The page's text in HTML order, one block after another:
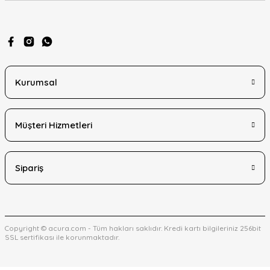
Kurumsal
Müşteri Hizmetleri
Sipariş
Copyright © acura.com - Tüm hakları saklıdır. Kredi kartı bilgileriniz 256bit
SSL sertifikası ile korunmaktadır.